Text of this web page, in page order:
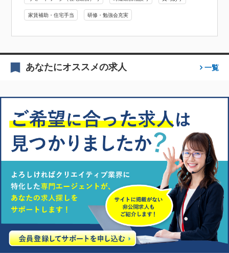
家賃補助・住宅手当 研修・勉強会充実
あなたにオススメの求人 一覧